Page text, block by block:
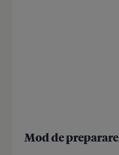
Mod de preparare